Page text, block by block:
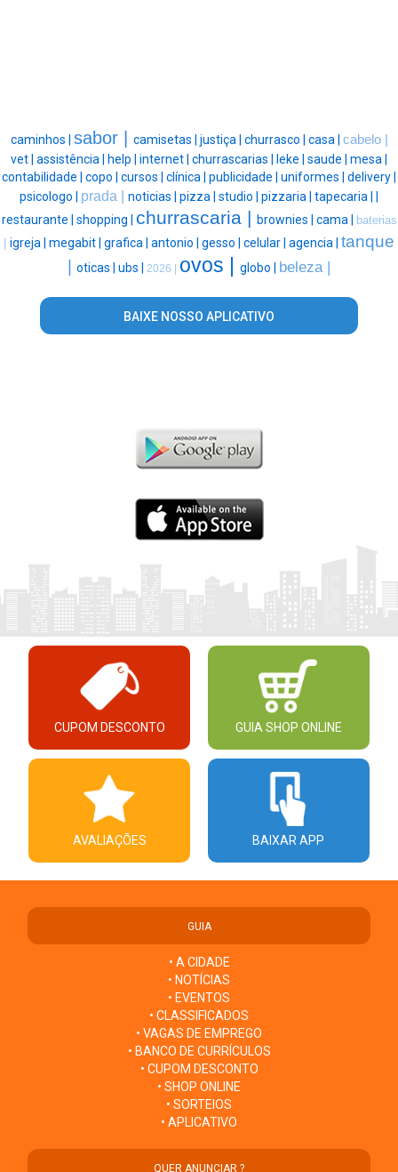
caminhos | sabor | camisetas | justiça | churrasco | casa | cabelo |
vet | assistência | help | internet | churrascarias | leke | saude | mesa |
contabilidade | copo | cursos | clínica | publicidade | uniformes | delivery |
psicologo | prada | noticias | pizza | studio | pizzaria | tapecaria | |
restaurante | shopping | churrascaria | brownies | cama | baterias
| igreja | megabit | grafica | antonio | gesso | celular | agencia | tanque
| oticas | ubs | 2026 | ovos | globo | beleza |
BAIXE NOSSO APLICATIVO
CUPOM DESCONTO GUIA SHOP ONLINE
AVALIAÇÕES BAIXAR APP
GUIA
• A CIDADE
• NOTÍCIAS
• EVENTOS
• CLASSIFICADOS
• VAGAS DE EMPREGO
• BANCO DE CURRÍCULOS
• CUPOM DESCONTO
• SHOP ONLINE
• SORTEIOS
• APLICATIVO
QUER ANUNCIAR ?